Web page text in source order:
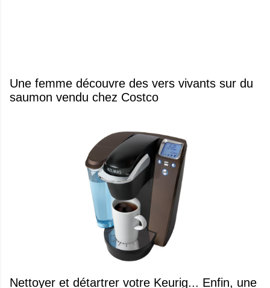
Une femme découvre des vers vivants sur du
saumon vendu chez Costco
Nettoyer et détartrer votre Keurig... Enfin, une